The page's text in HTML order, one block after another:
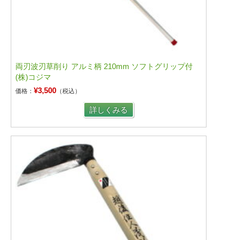
両刃波刃草削り アルミ柄 210mm ソフトグリップ付
(株)コジマ
価格：¥3,500 （税込）
詳しくみる